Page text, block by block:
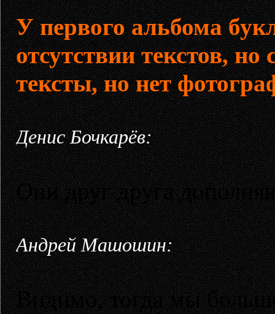
У первого альбома
отсутствии текстов,
тексты, но нет
Денис Бочкарёв:
Они друг друга
Андрей Машошин:
Видимо, тогда мы